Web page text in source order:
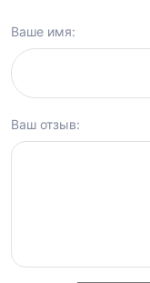
Ваше имя:
Ваш отзыв: